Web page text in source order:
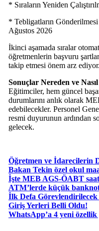
* Sıraların Yeniden
* Tebligatların
Ağustos 2026
İkinci aşamada sıralar
öğretmenlerin başvuru
takip etmesi önem arz ediyor.
Sonuçlar Nereden ve
Eğitimciler, hem güncel
durumlarını anlık olarak
edebilecekler. Personel
resmi duyurunun ardından
gelecek.
Öğretmen ve İdarecilerin
Bakan Tekin özel okul
İşte MEB AGS-ÖABT
ATM’lerde küçük
İlk Defa Görevlendirilecek
Giriş Yerleri Belli Oldu!
WhatsApp’a 4 yeni özellik